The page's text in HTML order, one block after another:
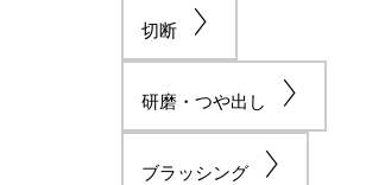
切断
研磨・つや出し
ブラッシング